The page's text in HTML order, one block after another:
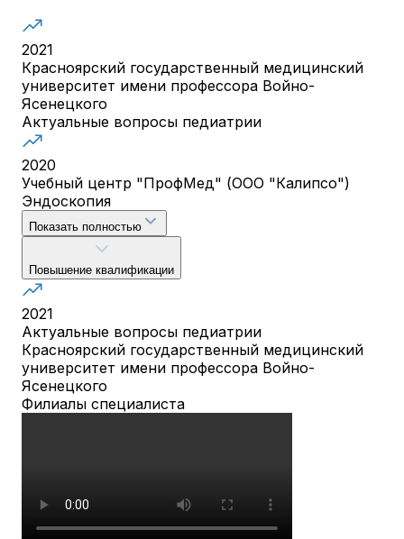
2021
Красноярский государственный медицинский
университет имени профессора Войно-
Ясенецкого
Актуальные вопросы педиатрии
2020
Учебный центр "ПрофМед" (ООО "Калипсо")
Эндоскопия
Показать полностью
Повышение квалификации
2021
Актуальные вопросы педиатрии
Красноярский государственный медицинский
университет имени профессора Войно-
Ясенецкого
Филиалы специалиста